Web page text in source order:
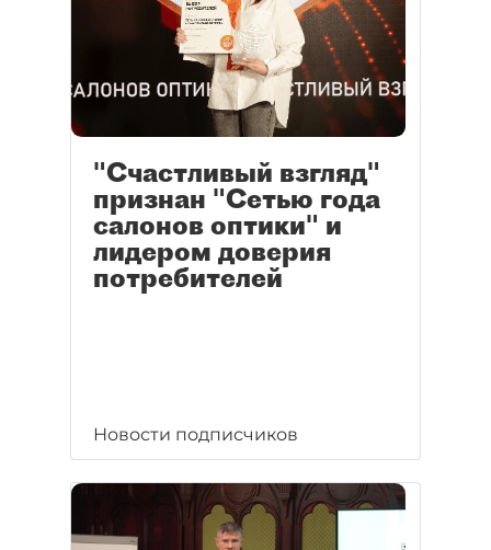
"Счастливый взгляд"
признан "Сетью года
салонов оптики" и
лидером доверия
потребителей
Новости подписчиков